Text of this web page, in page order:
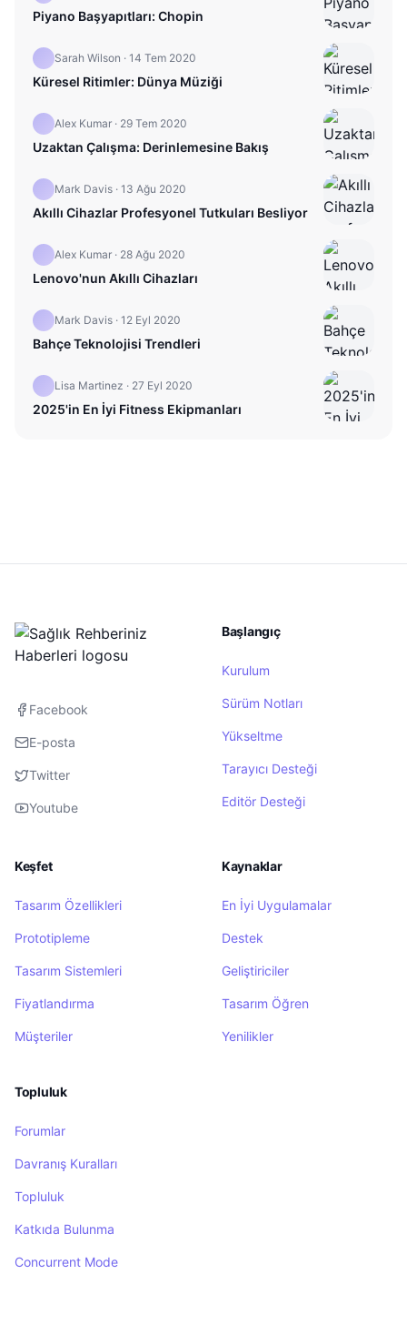
Piyano Başyapıtları: Chopin
Sarah Wilson · 14 Tem 2020
Küresel Ritimler: Dünya Müziği
Alex Kumar · 29 Tem 2020
Uzaktan Çalışma: Derinlemesine Bakış
Mark Davis · 13 Ağu 2020
Akıllı Cihazlar Profesyonel Tutkuları Besliyor
Alex Kumar · 28 Ağu 2020
Lenovo'nun Akıllı Cihazları
Mark Davis · 12 Eyl 2020
Bahçe Teknolojisi Trendleri
Lisa Martinez · 27 Eyl 2020
2025'in En İyi Fitness Ekipmanları
Facebook
E-posta
Twitter
Youtube
Başlangıç
Kurulum
Sürüm Notları
Yükseltme
Tarayıcı Desteği
Editör Desteği
Keşfet
Tasarım Özellikleri
Prototipleme
Tasarım Sistemleri
Fiyatlandırma
Müşteriler
Kaynaklar
En İyi Uygulamalar
Destek
Geliştiriciler
Tasarım Öğren
Yenilikler
Topluluk
Forumlar
Davranış Kuralları
Topluluk
Katkıda Bulunma
Concurrent Mode